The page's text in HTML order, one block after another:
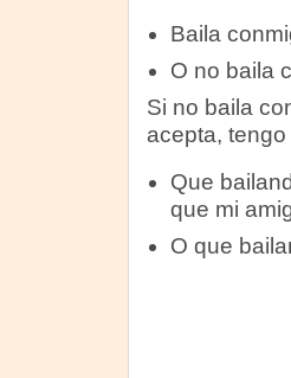
Baila
O no baila
Si no baila
acepta,
Que
que mi
O que